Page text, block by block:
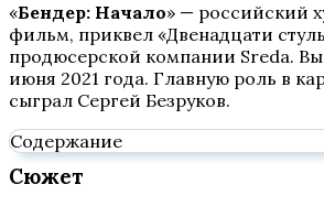
«Бендер: Начало» — российский
фильм, приквел «Двенадцати
продюсерской компании Sreda.
июня 2021 года. Главную роль в
сыграл Сергей Безруков.
Содержание
Сюжет